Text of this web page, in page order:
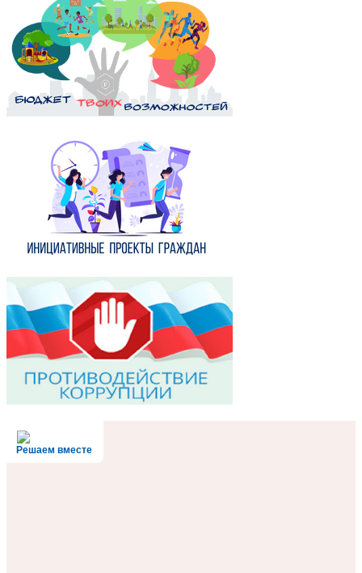
Решаем вместе